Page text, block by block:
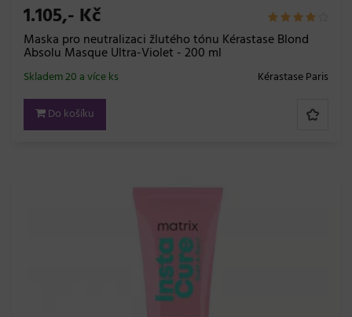
1.105,- Kč
Maska pro neutralizaci žlutého tónu Kérastase Blond
Absolu Masque Ultra-Violet - 200 ml
Kérastase Paris
Skladem 20 a více ks
Do košíku